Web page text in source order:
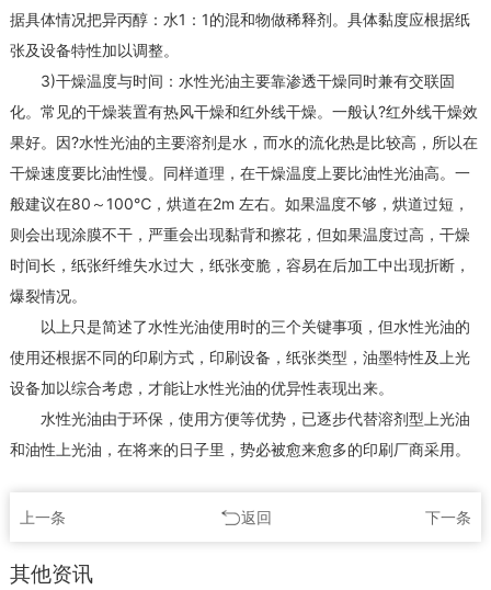
据具体情况把异丙醇：水1：1的混和物做稀释剂。具体黏度应根据纸
张及设备特性加以调整。
3)干燥温度与时间：水性光油主要靠渗透干燥同时兼有交联固
化。常见的干燥装置有热风干燥和红外线干燥。一般认?红外线干燥效
果好。因?水性光油的主要溶剂是水，而水的流化热是比较高，所以在
干燥速度要比油性慢。同样道理，在干燥温度上要比油性光油高。一
般建议在80～100℃，烘道在2m 左右。如果温度不够，烘道过短，
则会出现涂膜不干，严重会出现黏背和擦花，但如果温度过高，干燥
时间长，纸张纤维失水过大，纸张变脆，容易在后加工中出现折断，
爆裂情况。
以上只是简述了水性光油使用时的三个关键事项，但水性光油的
使用还根据不同的印刷方式，印刷设备，纸张类型，油墨特性及上光
设备加以综合考虑，才能让水性光油的优异性表现出来。
水性光油由于环保，使用方便等优势，已逐步代替溶剂型上光油
和油性上光油，在将来的日子里，势必被愈来愈多的印刷厂商采用。
上一条 返回 下一条
其他资讯